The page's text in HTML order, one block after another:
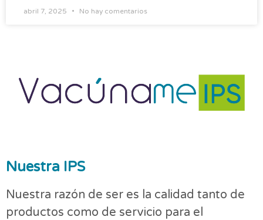
abril 7, 2025 No hay comentarios
Nuestra IPS
Nuestra razón de ser es la calidad tanto de
productos como de servicio para el